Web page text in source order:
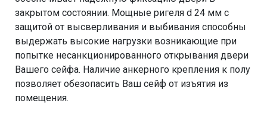
закрытом состоянии. Мощные ригеля d 24 мм с
защитой от высверливания и выбивания способны
выдержать высокие нагрузки возникающие при
попытке несанкционированного открывания двери
Вашего сейфа. Наличие анкерного крепления к полу
позволяет обезопасить Ваш сейф от изъятия из
помещения.